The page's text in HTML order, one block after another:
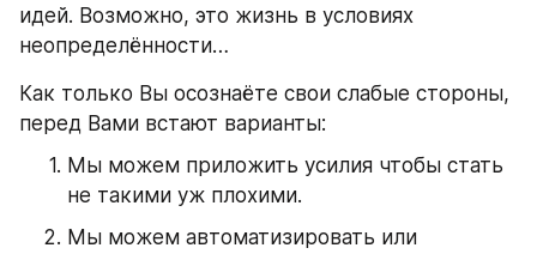
идей. Возможно, это жизнь в условиях
неопределённости…
Как только Вы осознаёте свои слабые стороны,
перед Вами встают варианты:
Мы можем приложить усилия чтобы стать
не такими уж плохими.
Мы можем автоматизировать или